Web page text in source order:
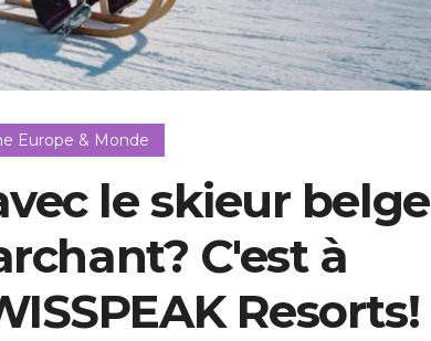
Europe & Monde
le skieur belge
C'est à
Resorts!